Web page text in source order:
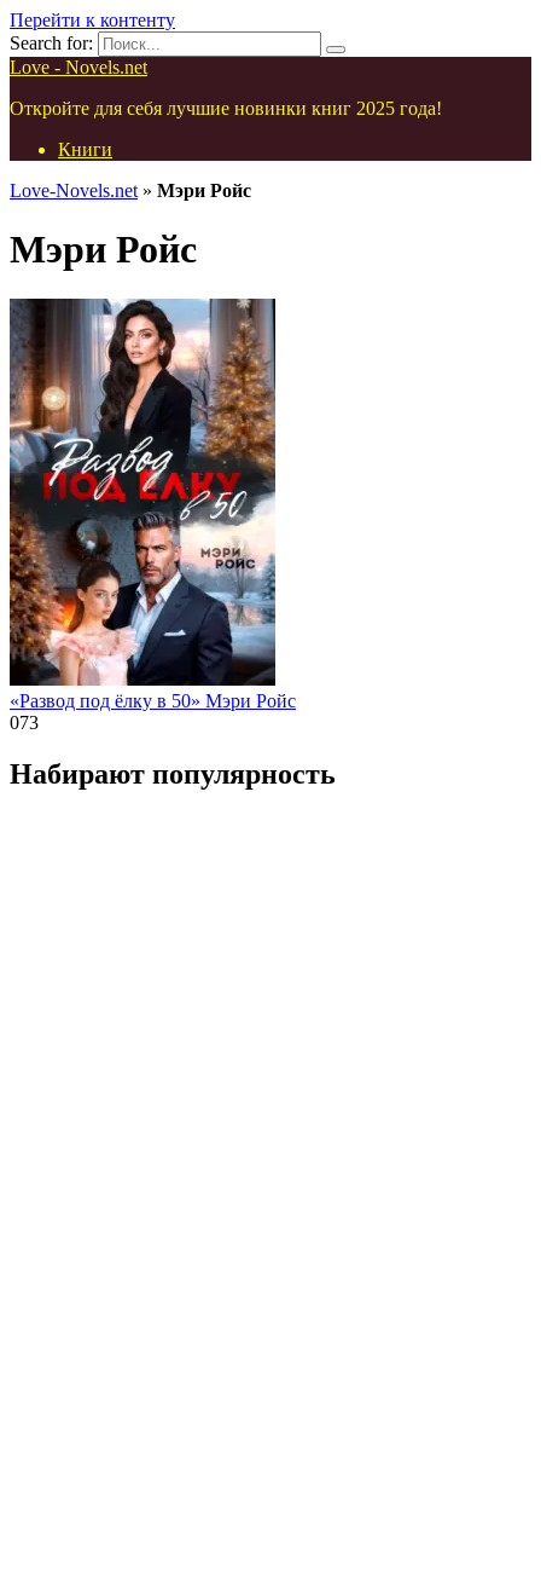
Перейти к контенту
Search for:
Love - Novels.net
Откройте для себя лучшие новинки книг 2025 года!
Книги
Love-Novels.net » Мэри Ройс
Мэри Ройс
«Развод под ёлку в 50» Мэри Ройс
073
Набирают популярность